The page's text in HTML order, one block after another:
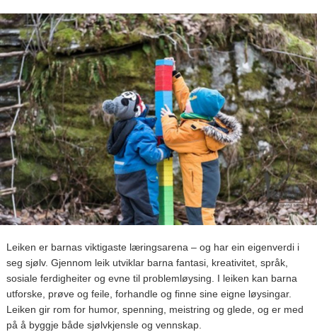
Leiken er barnas viktigaste læringsarena – og har ein eigenverdi i
seg sjølv. Gjennom leik utviklar barna fantasi, kreativitet, språk,
sosiale ferdigheiter og evne til problemløysing. I leiken kan barna
utforske, prøve og feile, forhandle og finne sine eigne løysingar.
Leiken gir rom for humor, spenning, meistring og glede, og er med
på å byggje både sjølvkjensle og vennskap.